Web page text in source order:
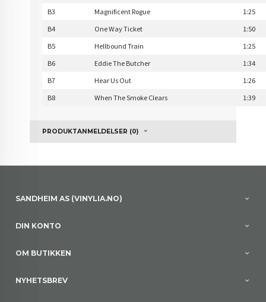
B3
Magnificent Rogue
1:25
B4
One Way Ticket
1:50
B5
Hellbound Train
1:25
B6
Eddie The Butcher
1:34
B7
Hear Us Out
1:26
B8
When The Smoke Clears 1:39
PRODUKTANMELDELSER (0)
SANDHEIM AS (VINYLIA.NO)
DIN KONTO
OM BUTIKKEN
NYHETSBREV